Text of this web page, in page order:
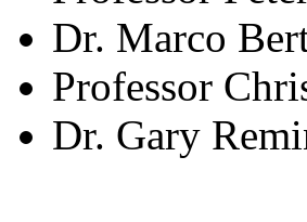
Dr. Marco
Professor
Dr. Gary